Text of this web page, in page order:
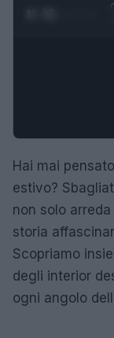
Hai mai
estivo?
non solo
storia
Scopriamo
degli interior
ogni angolo